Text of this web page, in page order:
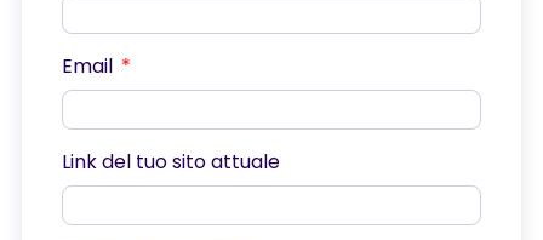
Email
Link del tuo sito attuale